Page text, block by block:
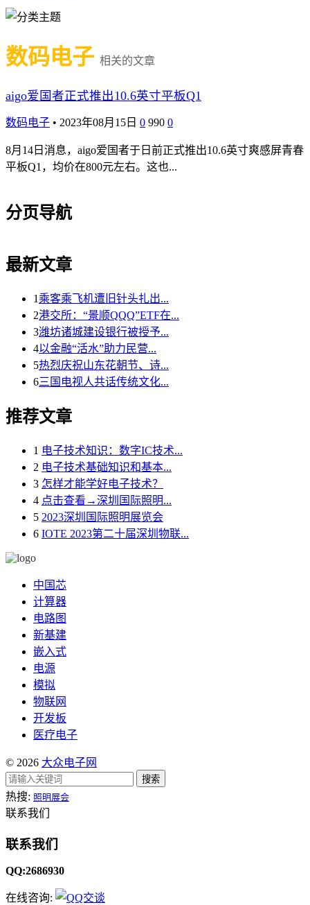
数码电子 相关的文章
aigo爱国者正式推出10.6英寸平板Q1
数码电子 • 2023年08月15日 0 990 0
8月14日消息，aigo爱国者于日前正式推出10.6英寸爽感屏青春
平板Q1，均价在800元左右。这也...
分页导航
最新文章
1 乘客乘飞机遭旧针头扎出...
2港交所：“景顺QQQ”ETF在...
3潍坊诸城建设银行被授予...
4以金融“活水”助力民营...
5热烈庆祝山东花朝节、诗...
6三国电视人共话传统文化...
推荐文章
1 电子技术知识：数字IC技术...
2 电子技术基础知识和基本...
3 怎样才能学好电子技术？
4 点击查看→深圳国际照明...
5 2023深圳国际照明展览会
6 IOTE 2023第二十届深圳物联...
中国芯
计算器
电路图
新基建
嵌入式
电源
模拟
物联网
开发板
医疗电子
© 2026 大众电子网
搜索
热搜: 照明展会
联系我们
联系我们
QQ:2686930
在线咨询: